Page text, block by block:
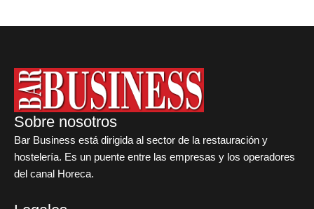
Sobre nosotros
Bar Business está dirigida al sector de la restauración y
hostelería. Es un puente entre las empresas y los operadores
del canal Horeca.